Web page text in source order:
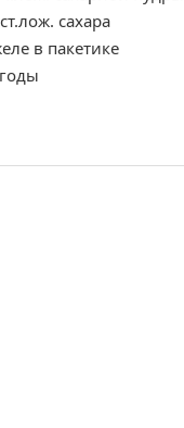
сахара
в пакетике